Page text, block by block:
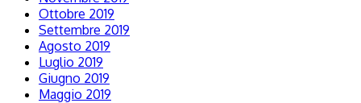
Ottobre 2019
Settembre 2019
Agosto 2019
Luglio 2019
Giugno 2019
Maggio 2019